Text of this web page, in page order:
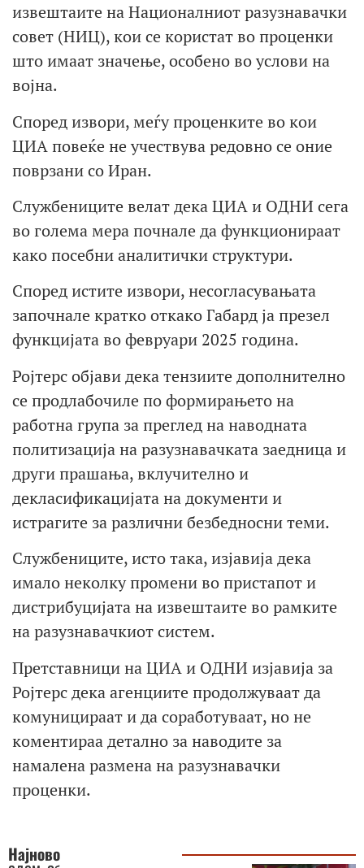
извештаите на Националниот разузнавачки
совет (НИЦ), кои се користат во проценки
што имаат значење, особено во услови на
војна.
Според извори, меѓу проценките во кои
ЦИА повеќе не учествува редовно се оние
поврзани со Иран.
Службениците велат дека ЦИА и ОДНИ сега
во голема мера почнале да функционираат
како посебни аналитички структури.
Според истите извори, несогласувањата
започнале кратко откако Габард ја презел
функцијата во февруари 2025 година.
Ројтерс објави дека тензиите дополнително
се продлабочиле по формирањето на
работна група за преглед на наводната
политизација на разузнавачката заедница и
други прашања, вклучително и
декласификацијата на документи и
истрагите за различни безбедносни теми.
Службениците, исто така, изјавија дека
имало неколку промени во пристапот и
дистрибуцијата на извештаите во рамките
на разузнавачкиот систем.
Претставници на ЦИА и ОДНИ изјавија за
Ројтерс дека агенциите продолжуваат да
комуницираат и да соработуваат, но не
коментираа детално за наводите за
намалена размена на разузнавачки
проценки.
Најново